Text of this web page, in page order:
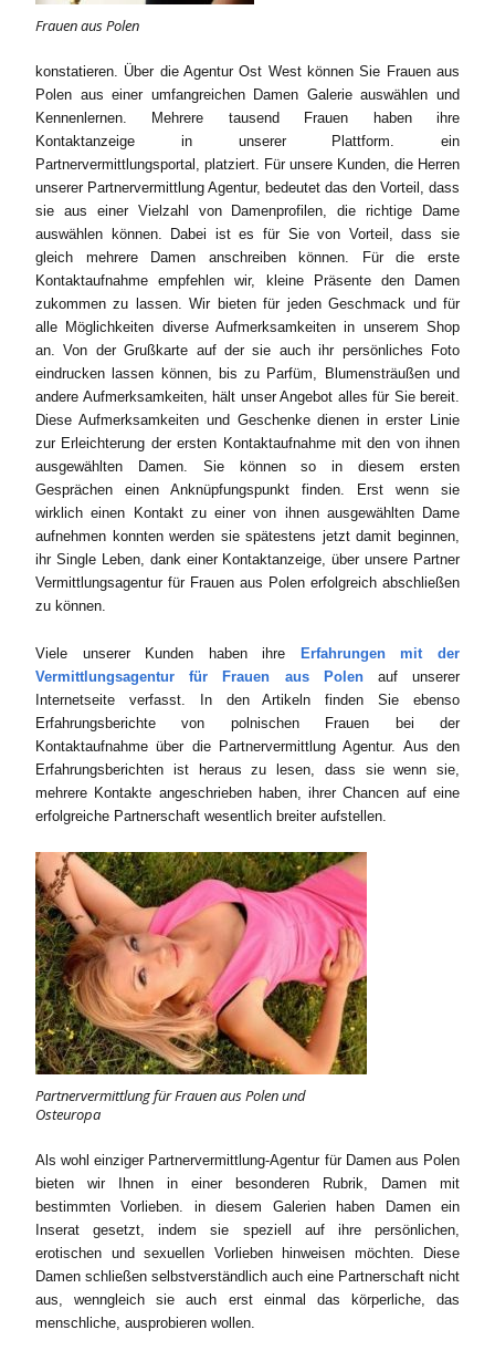
Frauen aus Polen
konstatieren. Über die Agentur Ost West können Sie Frauen aus
Polen aus einer umfangreichen Damen Galerie auswählen und
Kennenlernen. Mehrere tausend Frauen haben ihre
Kontaktanzeige in unserer Plattform. ein
Partnervermittlungsportal, platziert. Für unsere Kunden, die Herren
unserer Partnervermittlung Agentur, bedeutet das den Vorteil, dass
sie aus einer Vielzahl von Damenprofilen, die richtige Dame
auswählen können. Dabei ist es für Sie von Vorteil, dass sie
gleich mehrere Damen anschreiben können. Für die erste
Kontaktaufnahme empfehlen wir, kleine Präsente den Damen
zukommen zu lassen. Wir bieten für jeden Geschmack und für
alle Möglichkeiten diverse Aufmerksamkeiten in unserem Shop
an. Von der Grußkarte auf der sie auch ihr persönliches Foto
eindrucken lassen können, bis zu Parfüm, Blumensträußen und
andere Aufmerksamkeiten, hält unser Angebot alles für Sie bereit.
Diese Aufmerksamkeiten und Geschenke dienen in erster Linie
zur Erleichterung der ersten Kontaktaufnahme mit den von ihnen
ausgewählten Damen. Sie können so in diesem ersten
Gesprächen einen Anknüpfungspunkt finden. Erst wenn sie
wirklich einen Kontakt zu einer von ihnen ausgewählten Dame
aufnehmen konnten werden sie spätestens jetzt damit beginnen,
ihr Single Leben, dank einer Kontaktanzeige, über unsere Partner
Vermittlungsagentur für Frauen aus Polen erfolgreich abschließen
zu können.
Viele unserer Kunden haben ihre Erfahrungen mit der
Vermittlungsagentur für Frauen aus Polenauf unserer
Internetseite verfasst. In den Artikeln finden Sie ebenso
Erfahrungsberichte von polnischen Frauen bei der
Kontaktaufnahme über die Partnervermittlung Agentur. Aus den
Erfahrungsberichten ist heraus zu lesen, dass sie wenn sie,
mehrere Kontakte angeschrieben haben, ihrer Chancen auf eine
erfolgreiche Partnerschaft wesentlich breiter aufstellen.
Partnervermittlung für Frauen aus Polen und
Osteuropa
Als wohl einziger Partnervermittlung-Agentur für Damen aus Polen
bieten wir Ihnen in einer besonderen Rubrik, Damen mit
bestimmten Vorlieben. in diesem Galerien haben Damen ein
Inserat gesetzt, indem sie speziell auf ihre persönlichen,
erotischen und sexuellen Vorlieben hinweisen möchten. Diese
Damen schließen selbstverständlich auch eine Partnerschaft nicht
aus, wenngleich sie auch erst einmal das körperliche, das
menschliche, ausprobieren wollen.